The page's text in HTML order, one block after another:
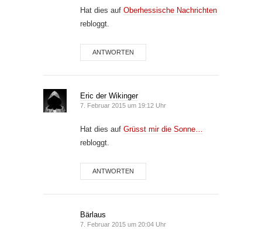
Hat dies auf Oberhessische Nachrichten
rebloggt.
ANTWORTEN
Eric der Wikinger
7. Februar 2015 um 19:12 Uhr
Hat dies auf Grüsst mir die Sonne…
rebloggt.
ANTWORTEN
Bärlaus
7. Februar 2015 um 20:04 Uhr